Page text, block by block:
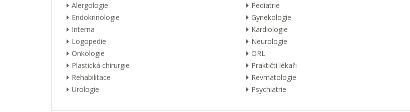
Alergologie Pediatrie
Endokrinologie
Gynekologie
Interna
Kardiologie
Logopedie
Neurologie
Onkologie
ORL
Plastická chirurgie
Praktičtí lékaři
Rehabilitace
Revmatologie
Urologie
Psychiatrie